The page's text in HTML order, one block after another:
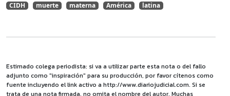
CIDH muerte materna América latina
Estimado colega periodista: si va a utilizar parte esta nota o del fallo
adjunto como "inspiración" para su producción, por favor cítenos como
fuente incluyendo el link activo a http://www.diariojudicial.com. Si se
trata de una nota firmada, no omita el nombre del autor. Muchas